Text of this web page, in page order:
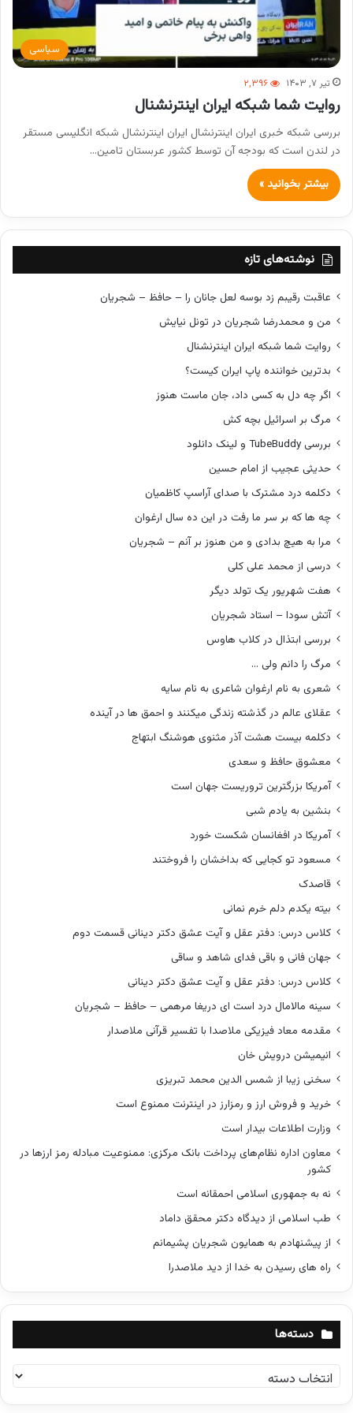
سیاسی
تیر ۷, ۱۴۰۳ ۲,۳۹۶
روایت شما شبکه ایران اینترنشنال
بررسی شبکه خبری ایران اینترنشال ایران اینترنشال شبکه انگلیسی مستقر
در لندن است که بودجه آن توسط کشور عربستان تامین…
بیشتر بخوانید »
نوشته‌های تازه
عاقبت رقیبم زد بوسه لعل جانان را – حافظ – شجریان
من و محمدرضا شجریان در تونل نیایش
روایت شما شبکه ایران اینترنشنال
بدترین خواننده پاپ ایران کیست؟
اگر چه دل به کسی داد، جان ماست هنوز
مرگ بر اسرائیل بچه کش
بررسی TubeBuddy و لینک دانلود
حدیثی عجیب از امام حسین
دکلمه درد مشترک با صدای آراسپ کاظمیان
چه ها که بر سر ما رفت در این ده سال ارغوان
مرا به هیچ بدادی و من هنوز بر آنم – شجریان
درسی از محمد علی کلی
هفت شهریور یک تولد دیگر
آتش سودا – استاد شجریان
بررسی ابتذال در کلاب هاوس
مرگ را دانم ولی …
شعری به نام ارغوان شاعری به نام سایه
عقلای عالم در گذشته زندگی میکنند و احمق ها در آینده
دکلمه بیست هشت آذر مثنوی هوشنگ ابتهاج
معشوق حافظ و سعدی
آمریکا بزرگترین تروریست جهان است
بنشین به یادم شبی
آمریکا در افغانسان شکست خورد
مسعود تو کجایی که بداخشان را فروختند
قاصدک
بیته یکدم دلم خرم نمانی
کلاس درس: دفتر عقل و آیت عشق دکتر دینانی قسمت دوم
جهان فانی و باقی فدای شاهد و ساقی
کلاس درس: دفتر عقل و آیت عشق دکتر دینانی
سینه مالامال درد است ای دریغا مرهمی – حافظ – شجریان
مقدمه معاد فیزیکی ملاصدا با تفسیر قرآنی ملاصدار
انیمیشن درویش خان
سخنی زیبا از شمس الدین محمد تبریزی
خرید و فروش ارز و رمزارز در اینترنت ممنوع است
وزارت اطلاعات بیدار است
معاون اداره نظام‌های پرداخت بانک مرکزی: ممنوعیت مبادله رمز ارزها در
کشور
نه به جمهوری اسلامی احمقانه است
طب اسلامی از دیدگاه دکتر محقق داماد
از پیشنهادم به همایون شجریان پشیمانم
راه های رسیدن به خدا از دید ملاصدرا
دسته‌ها
د
س
ت